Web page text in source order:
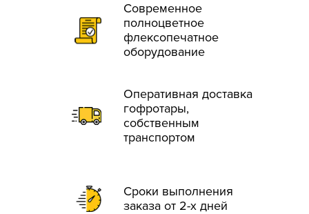
Современное
полноцветное
флексопечатное
оборудование
Оперативная доставка
гофротары,
собственным
транспортом
Сроки выполнения
заказа от 2-х дней